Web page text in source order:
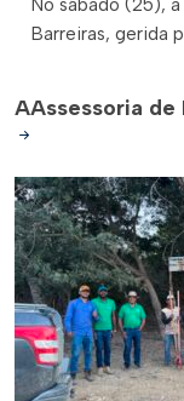
No sábado (25),
Barreiras, gerida
AAssessoria de